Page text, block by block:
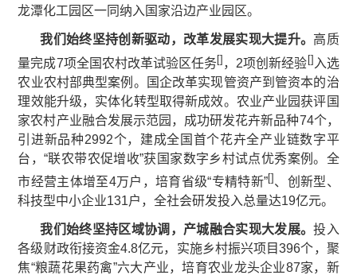
龙潭化工园区一同纳入国家沿边产业园区。
我们始终坚持创新驱动，改革发展实现大提升。 高质
量完成7项全国农村改革试验区任务[] ，2项创新经验[] 入选
农业农村部典型案例。国企改革实现管资产到管资本的治
理效能升级，实体化转型取得新成效。农业产业园获评国
家农村产业融合发展示范园，成功研发花卉新品种74个，
引进新品种2992个，建成全国首个花卉全产业链数字平
台，“联农带农促增收”获国家数字乡村试点优秀案例。全
市经营主体增至4万户，培育省级“专精特新”[]、创新型、
科技型中小企业131户，全社会研发投入总量达19亿元。
我们始终坚持区域协调，产城融合实现大发展。投入
各级财政衔接资金4.8亿元，实施乡村振兴项目396个，聚
焦“粮蔬花果药禽”六大产业，培育农业龙头企业87家，新